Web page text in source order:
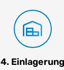
4. Einlagerung